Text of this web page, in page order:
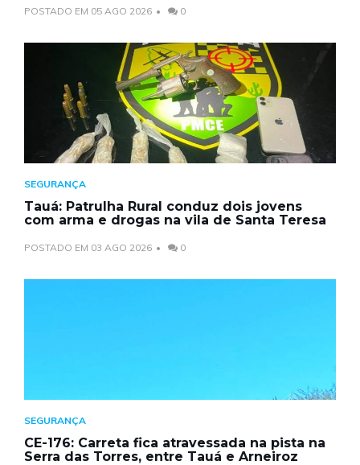
POSTADO EM 05 AGO 2026 0
SEGURANÇA
Tauá: Patrulha Rural conduz dois jovens
com arma e drogas na vila de Santa Teresa
POSTADO EM 03 AGO 2026 0
SEGURANÇA
CE-176: Carreta fica atravessada na pista na
Serra das Torres, entre Tauá e Arneiroz